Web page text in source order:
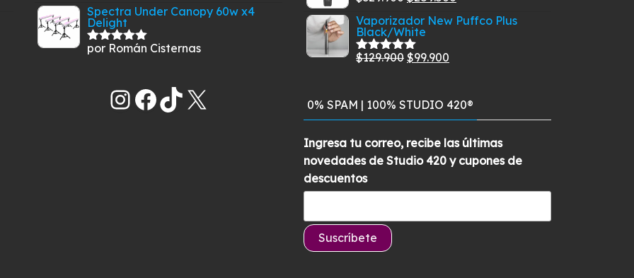
Spectra Under Canopy 60w x4
Delight
Valorado
por Román Cisternas
$285.900.$259.700.
5
precio
original
era:
$329.900.
precio
Vaporizador New Puffco Plus
Black/White
Valorado
$129.900 El
era:
$99.900
es:
Instagram
Facebook
TikTok
X 0% SPAM | 100% STUDIO 420®
Ingresa tu correo, recibe las últimas
novedades de Studio 420 y cupones de
descuentos